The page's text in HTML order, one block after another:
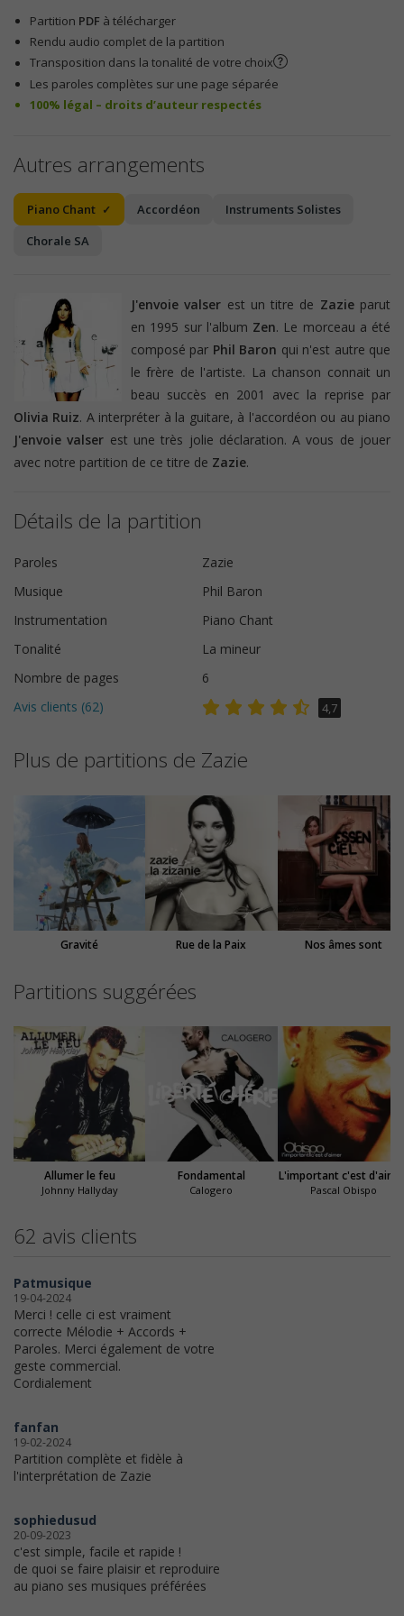
Partition PDF à télécharger
Rendu audio complet de la partition
Transposition dans la tonalité de votre choix
Les paroles complètes sur une page séparée
100% légal – droits d’auteur respectés
Autres arrangements
Piano Chant Accordéon
Instruments Solistes
Chorale SA
J'envoie valser est un titre de Zazieparut
en 1995 sur l'album Zen. Le morceau a été
composé par Phil Baron qui n'est autre que
le frère de l'artiste. La chanson connait un
beau succès en 2001 avec la reprise par
Olivia Ruiz. A interpréter à la guitare, à l'accordéon ou au piano
J'envoie valser est une très jolie déclaration. A vous de jouer
avec notre partition de ce titre de Zazie.
Détails de la partition
Paroles
Zazie
Musique
Phil Baron
Instrumentation
Piano Chant
Tonalité
La mineur
Nombre de pages
6
Avis clients (62) 4,7
Plus de partitions de Zazie
Gravité Rue de la Paix Nos âmes sont
Partitions suggérées
Allumer le feu
Johnny Hallyday
Fondamental
Calogero
L'important c'est
Pascal Obispo
62 avis clients
Patmusique
19-04-2024
Merci ! celle ci est vraiment
correcte Mélodie + Accords +
Paroles. Merci également de votre
geste commercial.
Cordialement
fanfan
19-02-2024
Partition complète et fidèle à
l'interprétation de Zazie
sophiedusud
20-09-2023
c'est simple, facile et rapide !
de quoi se faire plaisir et reproduire
au piano ses musiques préférées